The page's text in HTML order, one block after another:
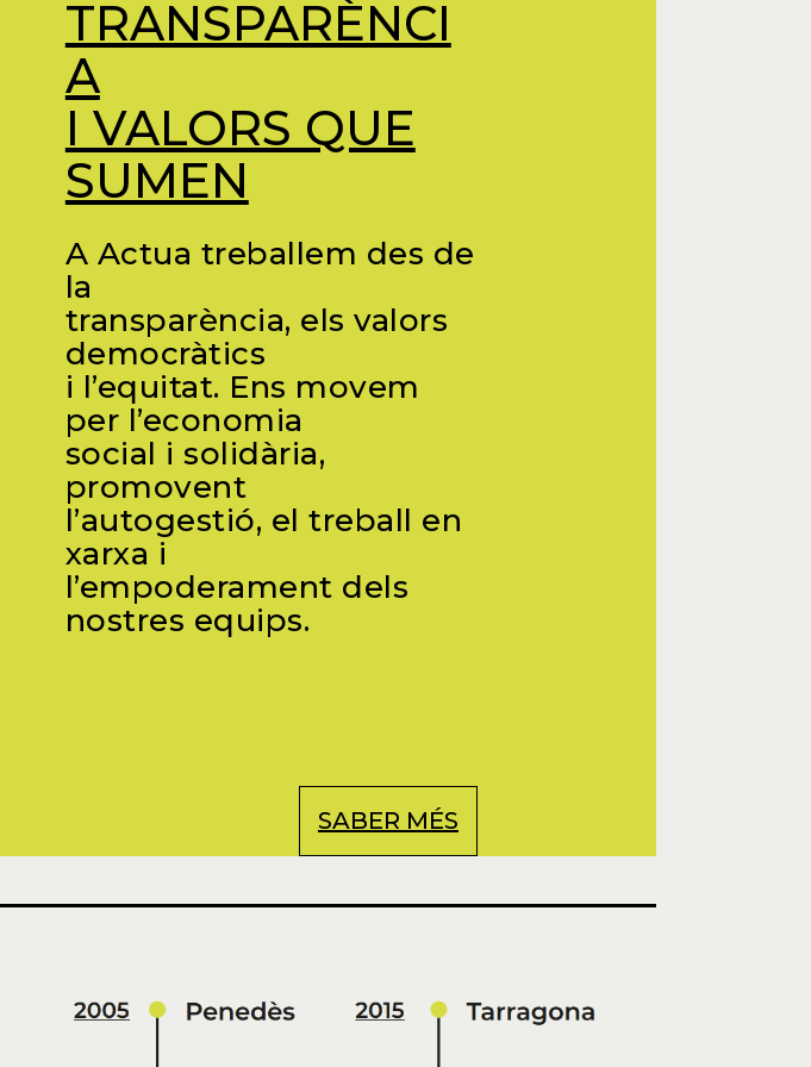
TRANSPARÈNCI
A
I VALORS QUE
SUMEN
A Actua treballem des de
la
transparència, els valors
democràtics
i l’equitat. Ens movem
per l’economia
social i solidària,
promovent
l’autogestió, el treball en
xarxa i
l’empoderament dels
nostres equips.
SABER MÉS